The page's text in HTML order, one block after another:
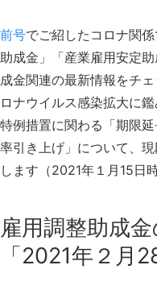
前号でご紹したコロナ関
助成金」「産業雇用安定
成金関連の最新情報をチ
ロナウイルス感染拡大に
特例措置に関わる「期限
率引き上げ」について、
します（2021年１月15日時
雇用調整助成
「2021年２月